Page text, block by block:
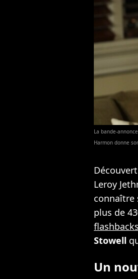
La bande-
Harmon donne
Leroy
connaître
plus de
Stowell
Un